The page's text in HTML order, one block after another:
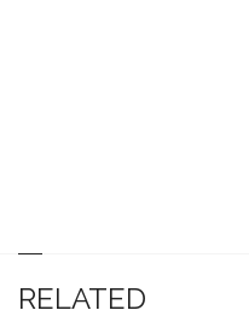
RELATED